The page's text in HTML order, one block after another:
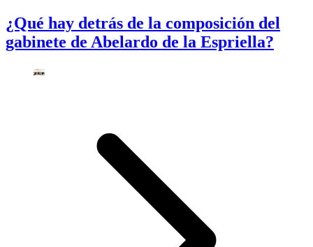
¿Qué hay detrás de la composición del
gabinete de Abelardo de la Espriella?